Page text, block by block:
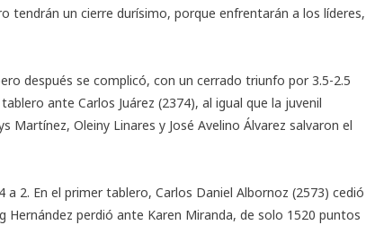
tendrán un cierre durísimo, porque enfrentarán a los líderes,
después se complicó, con un cerrado triunfo por 3.5-2.5
ante Carlos Juárez (2374), al igual que la juvenil
Martínez, Oleiny Linares y José Avelino Álvarez salvaron el
2. En el primer tablero, Carlos Daniel Albornoz (2573) cedió
perdió ante Karen Miranda, de solo 1520 puntos